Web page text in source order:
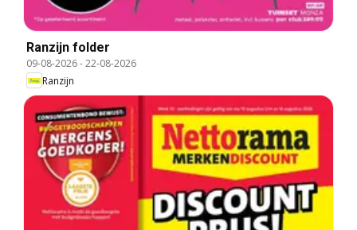
Ranzijn folder
09-08-2026-22-08-2026
Ranzijn